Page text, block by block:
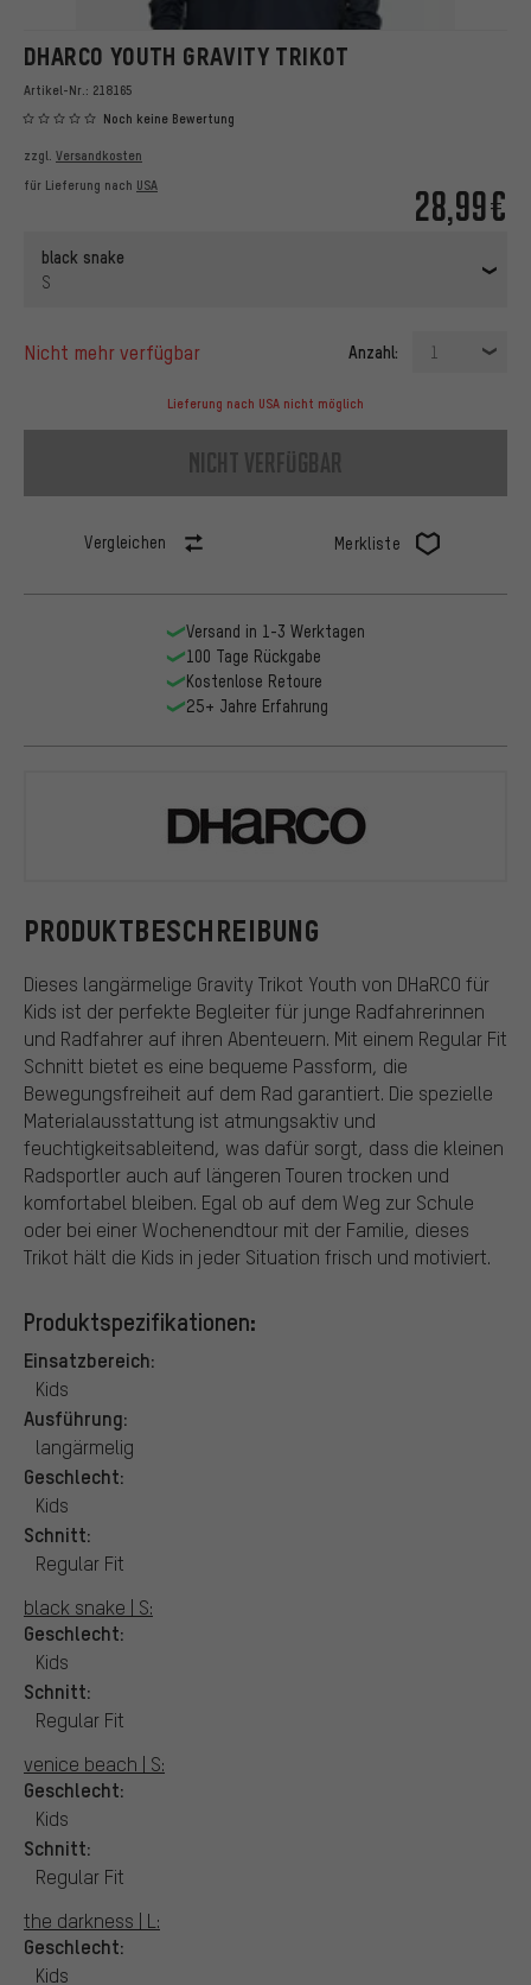
DHARCO YOUTH GRAVITY TRIKOT
Artikel-Nr.: 218165
Noch keine Bewertung
28,99€
zzgl. Versandkosten
für Lieferung nach USA
black snake
S
nicht mehr verfügbar Anzahl: 1
Lieferung nach USA nicht möglich
nicht verfügbar
Vergleichen Merkliste
PRODUKTBESCHREIBUNG
Dieses langärmelige Gravity Trikot Youth von DHaRCO für
Kids ist der perfekte Begleiter für junge Radfahrerinnen
und Radfahrer auf ihren Abenteuern. Mit einem Regular Fit
Schnitt bietet es eine bequeme Passform, die
Bewegungsfreiheit auf dem Rad garantiert. Die spezielle
Materialausstattung ist atmungsaktiv und
feuchtigkeitsableitend, was dafür sorgt, dass die kleinen
Radsportler auch auf längeren Touren trocken und
komfortabel bleiben. Egal ob auf dem Weg zur Schule
oder bei einer Wochenendtour mit der Familie, dieses
Trikot hält die Kids in jeder Situation frisch und motiviert.
Produktspezifikationen:
Einsatzbereich:
Kids
Ausführung:
langärmelig
Geschlecht:
Kids
Schnitt:
Regular Fit
black snake | S:
Geschlecht:
Kids
Schnitt:
Regular Fit
venice beach | S:
Geschlecht:
Kids
Schnitt:
Regular Fit
the darkness | L:
Geschlecht:
Kids
Versand in 1-3 Werktagen
100 Tage Rückgabe
Kostenlose Retoure
25+ Jahre Erfahrung